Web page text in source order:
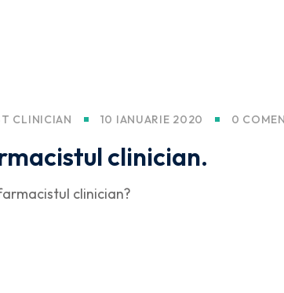
CLINICIAN 10 IANUARIE 2020 0
clinician.
clinician?